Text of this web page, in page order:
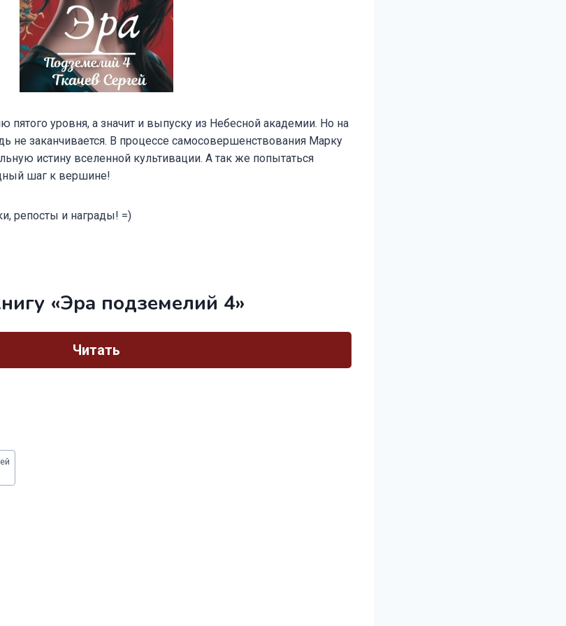
пятого уровня, а значит и выпуску из Небесной академии. Но на
не заканчивается. В процессе самосовершенствования Марку
истину вселенной культивации. А так же попытаться
шаг к вершине!
репосты и награды! =)
«Эра подземелий 4»
Читать